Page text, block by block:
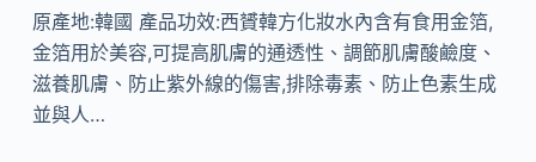
原產地:韓國 產品功效:西贇韓方化妝水內含有食用金箔,
金箔用於美容,可提高肌膚的通透性、調節肌膚酸鹼度、
滋養肌膚、防止紫外線的傷害,排除毒素、防止色素生成
並與人…